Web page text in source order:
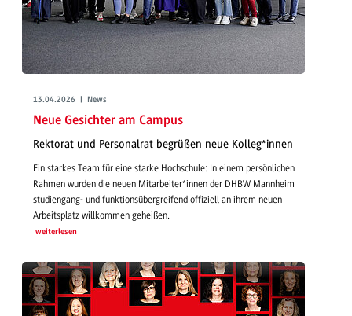
13.04.2026 | News
Neue Gesichter am Campus
Rektorat und Personalrat begrüßen neue Kolleg*innen
Ein starkes Team für eine starke Hochschule: In einem persönlichen
Rahmen wurden die neuen Mitarbeiter*innen der DHBW Mannheim
studiengang- und funktionsübergreifend offiziell an ihrem neuen
Arbeitsplatz willkommen geheißen.
weiterlesen